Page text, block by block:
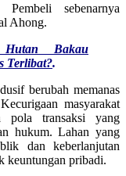
sebenarnya
Ahong.
Bakau
Terlibat?.
berubah memanas
masyarakat
pola transaksi yang
hukum. Lahan yang
dan keberlanjutan
keuntungan pribadi.